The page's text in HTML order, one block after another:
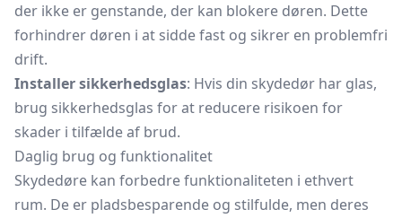
der ikke er genstande, der kan blokere døren. Dette
forhindrer døren i at sidde fast og sikrer en problemfri
drift.
Installer sikkerhedsglas: Hvis din skydedør har glas,
brug sikkerhedsglas for at reducere risikoen for
skader i tilfælde af brud.
Daglig brug og funktionalitet
Skydedøre kan forbedre funktionaliteten i ethvert
rum. De er pladsbesparende og stilfulde, men deres